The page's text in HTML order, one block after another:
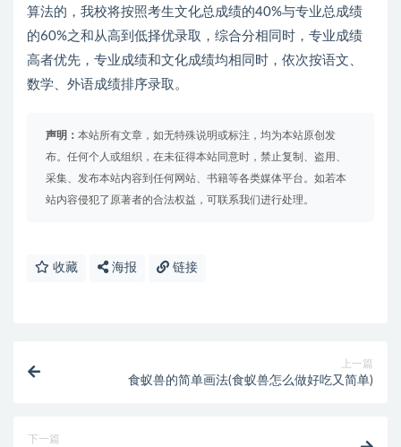
算法的，我校将按照考生文化总成绩的40%与专业总成绩
的60%之和从高到低择优录取，综合分相同时，专业成绩
高者优先，专业成绩和文化成绩均相同时，依次按语文、
数学、外语成绩排序录取。
声明： 本站所有文章，如无特殊说明或标注，均为本站原创发
布。任何个人或组织，在未征得本站同意时，禁止复制、盗用、
采集、发布本站内容到任何网站、书籍等各类媒体平台。如若本
站内容侵犯了原著者的合法权益，可联系我们进行处理。
收藏 海报 链接
上一篇
食蚁兽的简单画法(食蚁兽怎么做好吃又简单)
下一篇